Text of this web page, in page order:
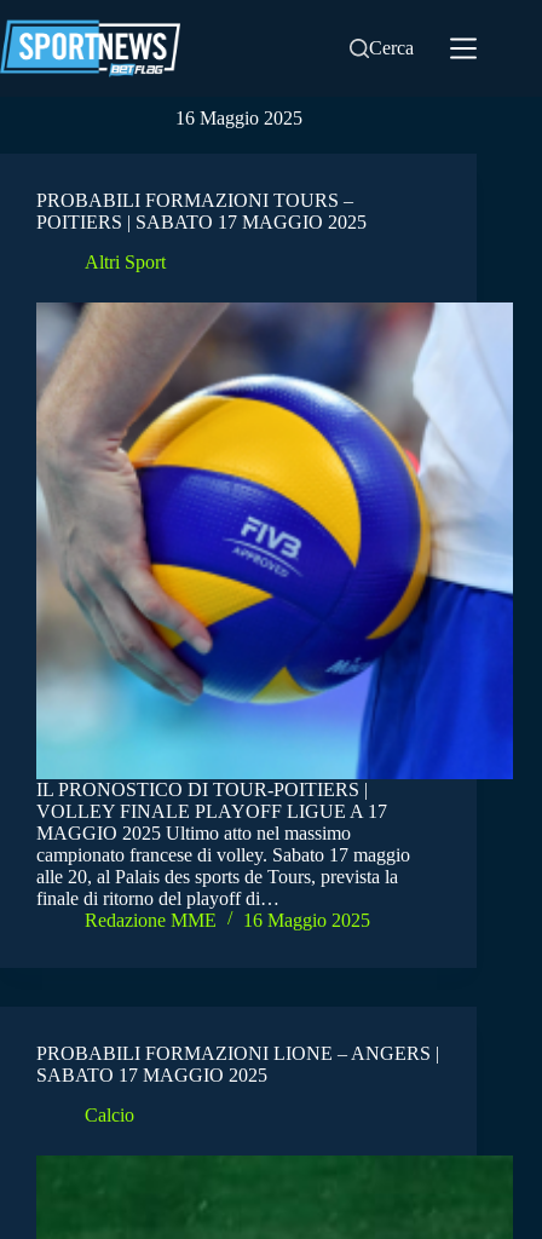
al
contenuto
Cerca
16 Maggio 2025
PROBABILI FORMAZIONI TOURS –
POITIERS | SABATO 17 MAGGIO 2025
Altri Sport
IL PRONOSTICO DI TOUR-POITIERS |
VOLLEY FINALE PLAYOFF LIGUE A 17
MAGGIO 2025 Ultimo atto nel massimo
campionato francese di volley. Sabato 17 maggio
alle 20, al Palais des sports de Tours, prevista la
finale di ritorno del playoff di…
Redazione MME
16 Maggio 2025
PROBABILI FORMAZIONI LIONE – ANGERS |
SABATO 17 MAGGIO 2025
Calcio